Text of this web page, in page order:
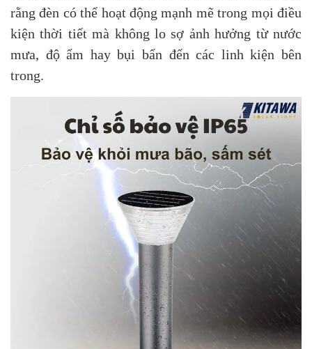
rằng đèn có thể hoạt động mạnh mẽ trong mọi điều
kiện thời tiết mà không lo sợ ảnh hưởng từ nước
mưa, độ ẩm hay bụi bẩn đến các linh kiện bên
trong.